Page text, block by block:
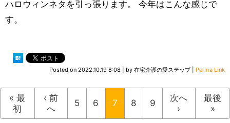
ハロウィンネタを引っ張ります。 今年はこんな感じで
す。
Posted on 2022.10.19 8:08 by 在宅介護の愛ステップ| Perma Link
« 最
初
‹ 前
へ
5 6 7 8 9
次へ
›
最後
»